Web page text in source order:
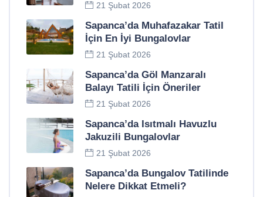
21 Şubat 2026
Sapanca’da Muhafazakar Tatil
İçin En İyi Bungalovlar
21 Şubat 2026
Sapanca’da Göl Manzaralı
Balayı Tatili İçin Öneriler
21 Şubat 2026
Sapanca’da Isıtmalı Havuzlu
Jakuzili Bungalovlar
21 Şubat 2026
Sapanca’da Bungalov Tatilinde
Nelere Dikkat Etmeli?